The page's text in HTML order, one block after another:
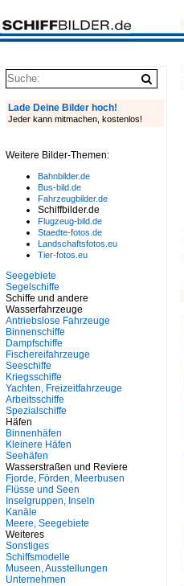
Lade Deine Bilder hoch!
Jeder kann mitmachen, kostenlos!
Weitere Bilder-Themen:
Bahnbilder.de
Bus-bild.de
Fahrzeugbilder.de
Schiffbilder.de
Flugzeug-bild.de
Staedte-fotos.de
Landschaftsfotos.eu
Tier-fotos.eu
Seegebiete
Segelschiffe
Schiffe und andere
Wasserfahrzeuge
Antriebslose Fahrzeuge
Binnenschiffe
Dampfschiffe
Fischereifahrzeuge
Seeschiffe
Kriegsschiffe
Yachten, Freizeitfahrzeuge
Arbeitsschiffe
Spezialschiffe
Häfen
Binnenhäfen
Kleinere Häfen
Seehäfen
Wasserstraßen und Reviere
Fjorde, Förden, Meerbusen
Flüsse und Seen
Inselgruppen, Inseln
Kanäle
Meere, Seegebiete
Weiteres
Sonstiges
Schiffsmodelle
Museen, Ausstellungen
Unternehmen